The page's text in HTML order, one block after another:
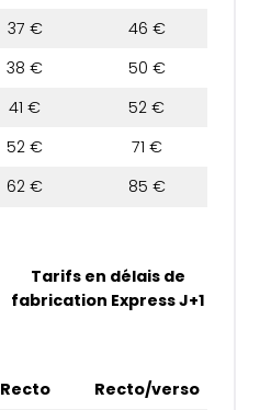
37 €
46 €
38 €
50 €
41 €
52 €
52 €
71 €
62 € 85 €
Tarifs en délais de
fabrication Express J+1
Recto
Recto/verso